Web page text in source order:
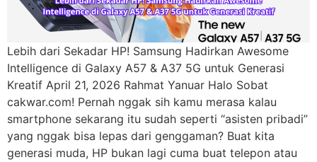
Lebih dari Sekadar HP! Samsung Hadirkan Awesome
Intelligence di Galaxy A57 & A37 5G untuk Generasi
Kreatif April 21, 2026 Rahmat Yanuar Halo Sobat
cakwar.com! Pernah nggak sih kamu merasa kalau
smartphone sekarang itu sudah seperti “asisten pribadi”
yang nggak bisa lepas dari genggaman? Buat kita
generasi muda, HP bukan lagi cuma buat telepon atau